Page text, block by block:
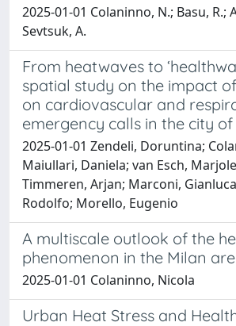
2025-01-01 Colaninno, N.; Basu, R.;
Sevtsuk, A.
From heatwaves to
spatial study on the impact
on cardiovascular and
emergency calls in the city of
2025-01-01 Zendeli, Doruntina;
Maiullari, Daniela; van Esch,
Timmeren, Arjan; Marconi,
Rodolfo; Morello, Eugenio
A multiscale outlook of the
phenomenon in the Milan
2025-01-01 Colaninno, Nicola
Urban Heat Stress and